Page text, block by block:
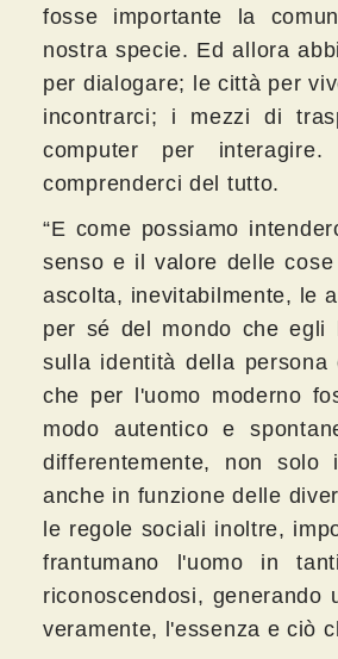
fosse importante la
nostra specie. Ed allora
per dialogare; le città per
incontrarci; i mezzi di
computer per
comprenderci del tutto.
“E come possiamo
senso e il valore delle
ascolta, inevitabilmente, le
per sé del mondo che egli
sulla identità della
che per l'uomo moderno
modo autentico e
differentemente, non
anche in funzione delle
le regole sociali inoltre,
frantumano l'uomo in
riconoscendosi,
veramente, l'essenza e ciò